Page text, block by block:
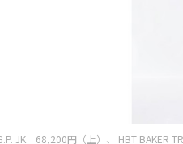
JK 68,200円（上）、 HBT BAKER